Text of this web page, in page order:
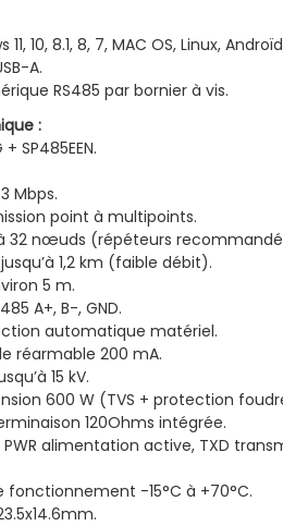
10, 8.1, 8, 7, MAC OS, Linux,
A.
RS485 par bornier à vis.
:
SP485EEN.
Mbps.
point à multipoints.
32 nœuds (répéteurs
1,2 km (faible débit).
5 m.
A+, B-, GND.
automatique matériel.
réarmable 200 mA.
15 kV.
600 W (TVS + protection
120Ohms intégrée.
PWR alimentation active, TXD
fonctionnement -15°C à +70°C.